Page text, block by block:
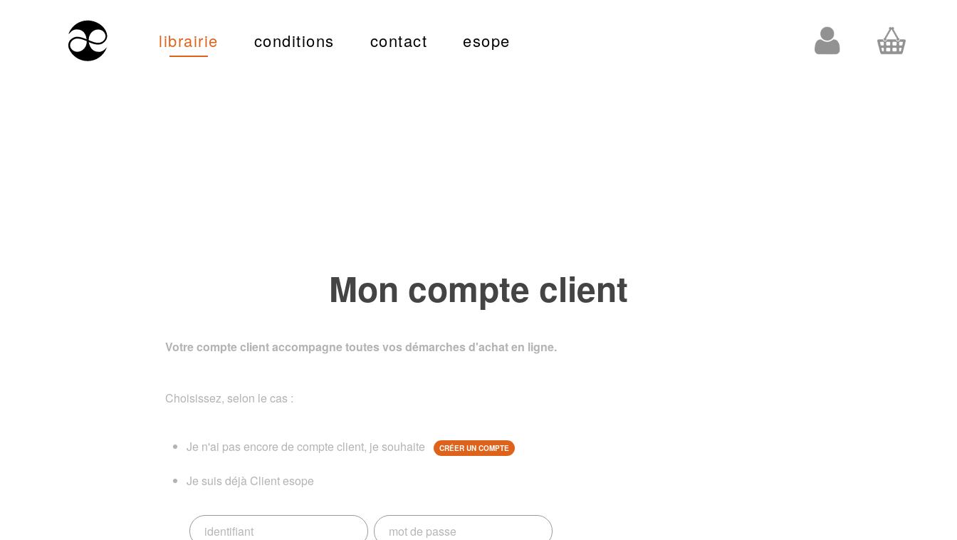
librairie conditions contact esope
Mon compte client
Votre compte client accompagne toutes vos démarches d'achat en ligne.
Choisissez, selon le cas :
Je n'ai pas encore de compte client, je souhaite CRÉER UN COMPTE
Je suis déjà Client esope